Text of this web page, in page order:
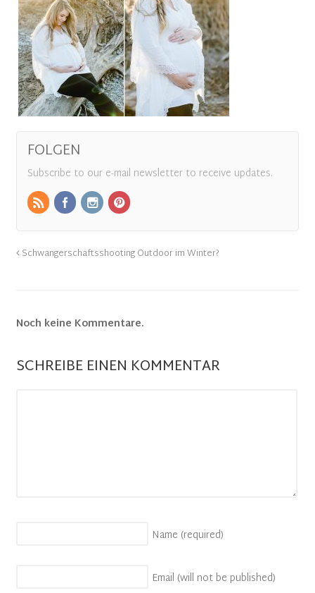
FOLGEN
Subscribe to our e-mail newsletter to receive updates.
Schwangerschaftsshooting Outdoor im Winter?
Noch keine Kommentare.
SCHREIBE EINEN KOMMENTAR
Name (required)
Email (will not be published)